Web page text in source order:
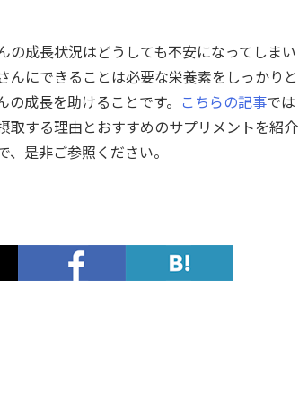
の成長状況はどうしても不安になってしまい
んにできることは必要な栄養素をしっかりと
の成長を助けることです。 こちらの記事では
取する理由とおすすめのサプリメントを紹介
、是非ご参照ください。